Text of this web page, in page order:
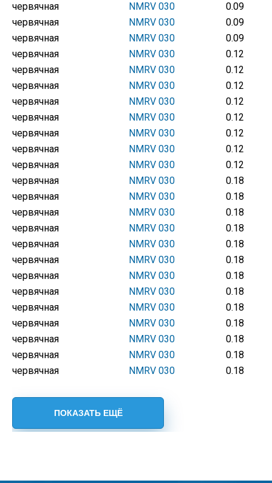
червячная
NMRV 030
0.09
червячная
NMRV 030
0.09
червячная
NMRV 030
0.09
червячная
NMRV 030
0.12
червячная
NMRV 030
0.12
червячная
NMRV 030
0.12
червячная
NMRV 030
0.12
червячная
NMRV 030
0.12
червячная
NMRV 030
0.12
червячная
NMRV 030
0.12
червячная
NMRV 030
0.12
червячная
NMRV 030
0.18
червячная
NMRV 030
0.18
червячная
NMRV 030
0.18
червячная
NMRV 030
0.18
червячная
NMRV 030
0.18
червячная
NMRV 030
0.18
червячная
NMRV 030
0.18
червячная
NMRV 030
0.18
червячная
NMRV 030
0.18
червячная
NMRV 030
0.18
червячная
NMRV 030
0.18
червячная
NMRV 030
0.18
червячная
NMRV 030 0.18